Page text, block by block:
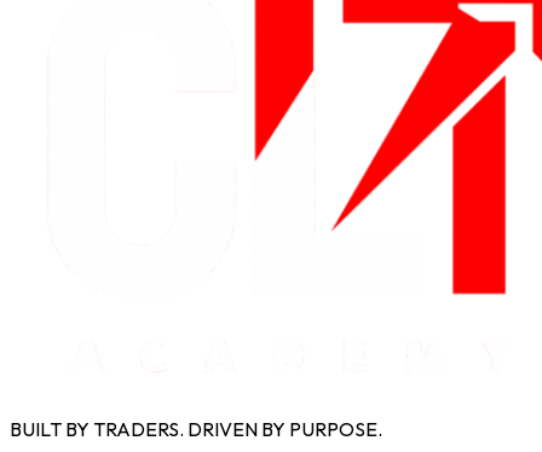
BUILT BY TRADERS. DRIVEN BY PURPOSE.